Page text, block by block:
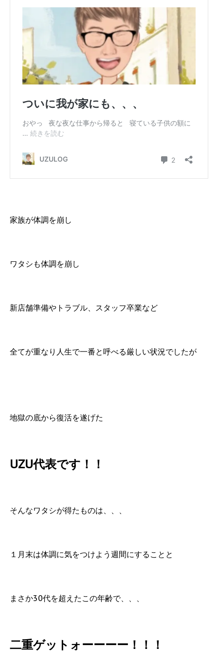
家族が体調を崩し
ワタシも体調を崩し
新店舗準備やトラブル、スタッフ卒業など
全てが重なり人生で一番と呼べる厳しい状況でしたが
地獄の底から復活を遂げた
UZU代表です！！
そんなワタシが得たものは、、、
１月末は体調に気をつけよう週間にすることと
まさか30代を超えたこの年齢で、、、
二重ゲットォーーーー！！！